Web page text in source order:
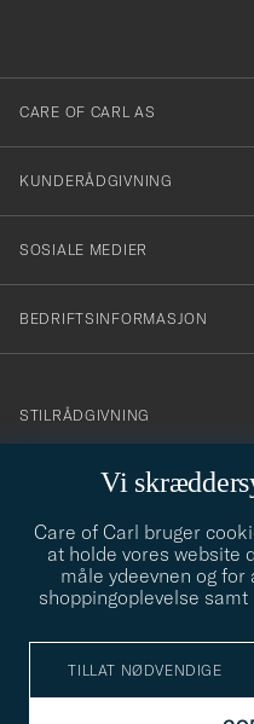
Vi
Care of Carl bruger
at holde vores website
måle ydeevnen og
shoppingoplevelse
TILLAT NØDVENDIGE
dig
till
vårt
nyhetsbrev!
CARE OF CARL AS
KUNDERÅDGIVNING
SOSIALE MEDIER
BEDRIFTSINFORMASJON
info@careofcarl.no
STILRÅDGIVNING
STILRÅDGIVNING
© Care of Carl 2026